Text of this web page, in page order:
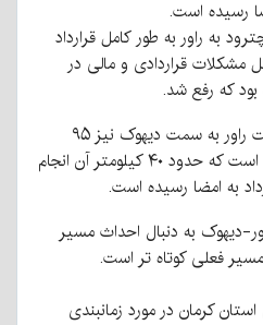
به راور به طور کامل قرارداد
مشکلات قراردادی و مالی در
که رفع شد.
حاجی زاده ادامه داد: در قسمت راور به سمت دیهوک نیز ۹۵
کیلومتر در حوزه استان کرمان است که حدود ۴۰ کیلومتر آن انجام
به امضا رسیده است.
دیهوک به دنبال احداث مسیر
فعلی کوتاه تر است.
کرمان در مورد زمانبندی